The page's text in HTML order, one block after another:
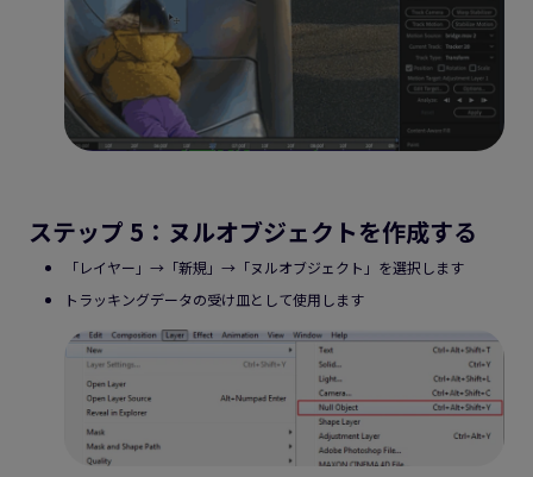
ステップ 5：ヌルオブジェクトを作成する
「レイヤー」→「新規」→「ヌルオブジェクト」を選択します
トラッキングデータの受け皿として使用します